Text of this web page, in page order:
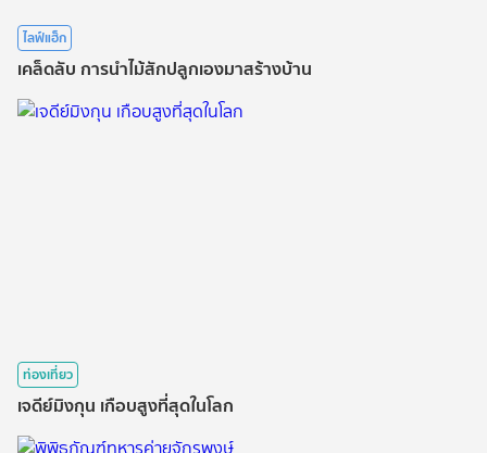
ไลฟ์แฮ็ก
เคล็ดลับ การนำไม้สักปลูกเองมาสร้างบ้าน
ท่องเที่ยว
เจดีย์มิงกุน เกือบสูงที่สุดในโลก